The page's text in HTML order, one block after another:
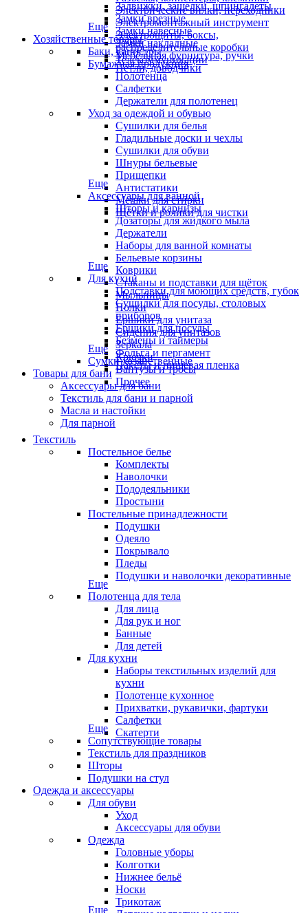
Электрические вилки, переходники
Электромонтажный инструмент
Электрощиты, боксы,
распределительные коробки
Телекоммуникации
Задвижки, защелки, шпингалеты
Замки врезные
Замки навесные
Замки накладные
Мебельная фурнитура, ручки
Петли, доводчики
Еще
Хозяйственные товары
Баки, канистры
Бумажная продукция
Полотенца
Салфетки
Держатели для полотенец
Уход за одеждой и обувью
Сушилки для белья
Гладильные доски и чехлы
Сушилки для обуви
Шнуры бельевые
Прищепки
Антистатики
Мешки для стирки
Щётки и ролики для чистки
Еще
Аксессуары для ванной
Шторы и карнизы
Дозаторы для жидкого мыла
Держатели
Наборы для ванной комнаты
Бельевые корзины
Коврики
Стаканы и подставки для щёток
Мыльницы
Полки
Ёршики для унитаза
Сидения для унитазов
Зеркала
Крючки
Вантузы и тросы
Прочее
Еще
Для кухни
Подставки для моющих средств, губок
Сушилки для посуды, столовых
приборов
Ёршики для посуды
Безмены и таймеры
Фольга и пергамент
Пакеты и пищевая пленка
Еще
Сумки хозяйственные
Товары для бани
Аксессуары для бани
Текстиль для бани и парной
Масла и настойки
Для парной
Текстиль
Постельное белье
Комплекты
Наволочки
Пододеяльники
Простыни
Постельные принадлежности
Подушки
Одеяло
Покрывало
Пледы
Подушки и наволочки декоративные
Еще
Полотенца для тела
Для лица
Для рук и ног
Банные
Для детей
Для кухни
Наборы текстильных изделий для
кухни
Полотенце кухонное
Прихватки, рукавички, фартуки
Салфетки
Скатерти
Еще
Сопутствующие товары
Текстиль для праздников
Шторы
Подушки на стул
Одежда и аксессуары
Для обуви
Уход
Аксессуары для обуви
Одежда
Головные уборы
Колготки
Нижнее бельё
Носки
Трикотаж
Еще